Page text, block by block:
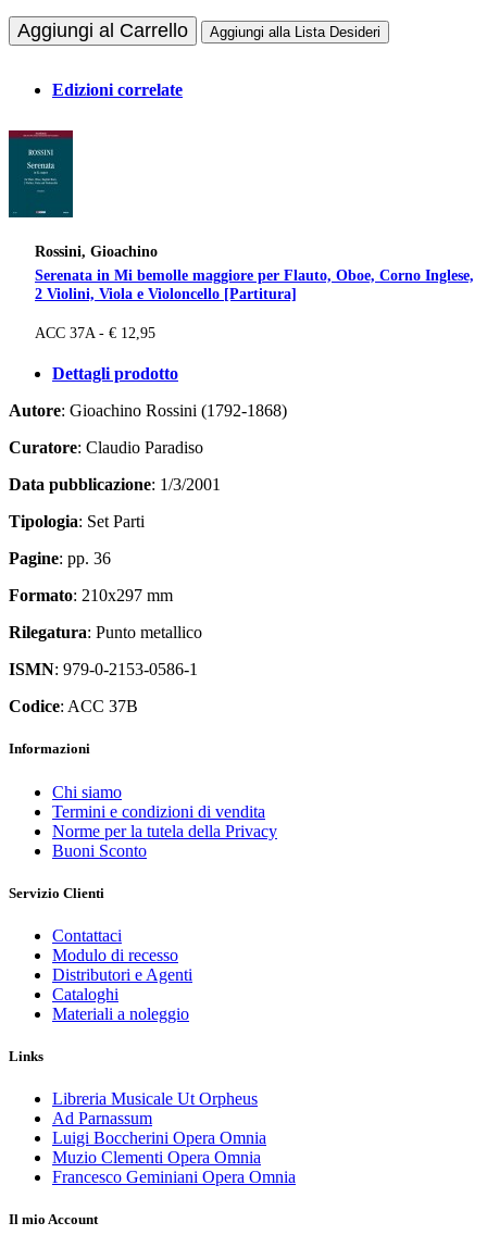
Aggiungi al Carrello Aggiungi alla Lista Desideri
Edizioni correlate
Rossini, Gioachino
Serenata in Mi bemolle maggiore per Flauto, Oboe, Corno Inglese,
2 Violini, Viola e Violoncello [Partitura]
ACC 37A - € 12,95
Dettagli prodotto
Autore: Gioachino Rossini (1792-1868)
Curatore: Claudio Paradiso
Data pubblicazione: 1/3/2001
Tipologia: Set Parti
Pagine: pp. 36
Formato: 210x297 mm
Rilegatura: Punto metallico
ISMN: 979-0-2153-0586-1
Codice: ACC 37B
Informazioni
Chi siamo
Termini e condizioni di vendita
Norme per la tutela della Privacy
Buoni Sconto
Servizio Clienti
Contattaci
Modulo di recesso
Distributori e Agenti
Cataloghi
Materiali a noleggio
Links
Libreria Musicale Ut Orpheus
Ad Parnassum
Luigi Boccherini Opera Omnia
Muzio Clementi Opera Omnia
Francesco Geminiani Opera Omnia
Il mio Account